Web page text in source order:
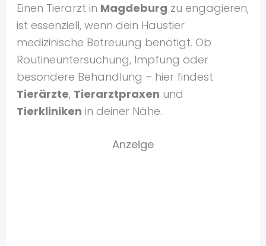
Einen Tierarzt in Magdeburg zu engagieren,
ist essenziell, wenn dein Haustier
medizinische Betreuung benötigt. Ob
Routineuntersuchung, Impfung oder
besondere Behandlung – hier findest
Tierärzte, Tierarztpraxen und
Tierkliniken in deiner Nähe.
Anzeige